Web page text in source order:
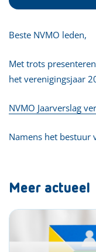
Beste NVMO leden,
Met trots
het verenigingsjaar
NVMO Jaarverslag
Namens het bestuur
Meer actueel